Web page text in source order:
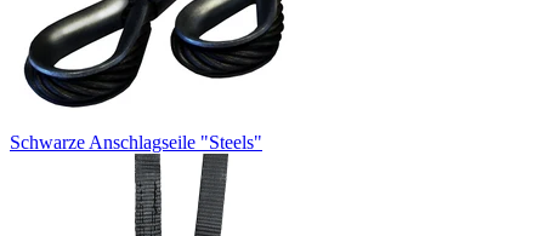
Schwarze Anschlagseile "Steels"